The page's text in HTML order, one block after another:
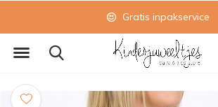
Gratis inpakservice